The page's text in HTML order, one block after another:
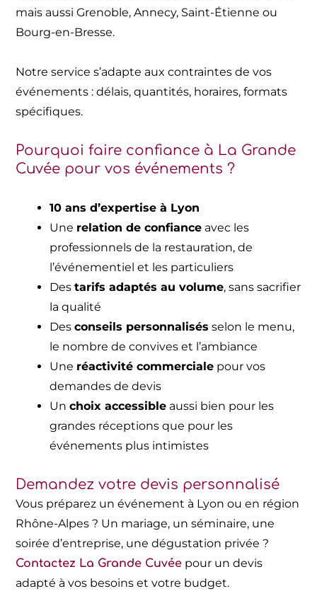
mais aussi Grenoble, Annecy, Saint-Étienne ou
Bourg-en-Bresse.
Notre service s’adapte aux contraintes de vos
événements : délais, quantités, horaires, formats
spécifiques.
Pourquoi faire confiance à La Grande
Cuvée pour vos événements ?
10 ans d’expertise à Lyon
Une relation de confiance avec les
professionnels de la restauration, de
l’événementiel et les particuliers
Destarifs adaptés au volume, sans sacrifier
la qualité
Desconseils personnalisés selon le menu,
le nombre de convives et l’ambiance
Une réactivité commerciale pour vos
demandes de devis
Unchoix accessible aussi bien pour les
grandes réceptions que pour les
événements plus intimistes
Demandez votre devis personnalisé
Vous préparez un événement à Lyon ou en région
Rhône-Alpes ? Un mariage, un séminaire, une
soirée d’entreprise, une dégustation privée ?
Contactez La Grande Cuvée pour un devis
adapté à vos besoins et votre budget.